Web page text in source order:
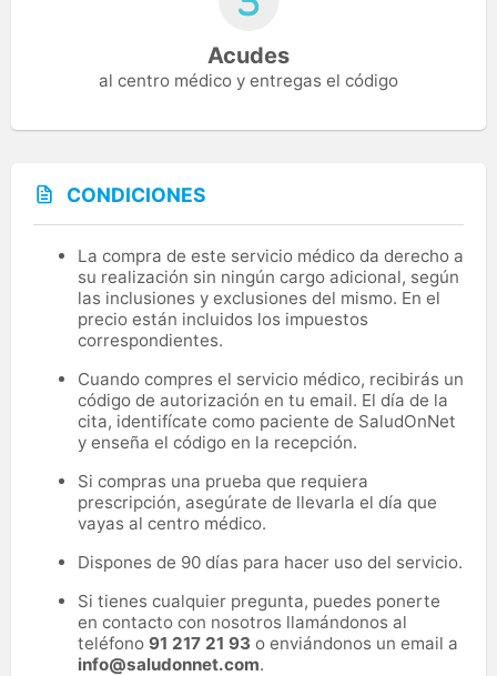
Acudes
al centro médico y entregas el código
CONDICIONES
La compra de este servicio médico da derecho a
su realización sin ningún cargo adicional, según
las inclusiones y exclusiones del mismo. En el
precio están incluidos los impuestos
correspondientes.
Cuando compres el servicio médico, recibirás un
código de autorización en tu email. El día de la
cita, identifícate como paciente de SaludOnNet
y enseña el código en la recepción.
Si compras una prueba que requiera
prescripción, asegúrate de llevarla el día que
vayas al centro médico.
Dispones de 90 días para hacer uso del servicio.
Si tienes cualquier pregunta, puedes ponerte
en contacto con nosotros llamándonos al
teléfono 91 217 21 93 o enviándonos un email a
info@saludonnet.com.